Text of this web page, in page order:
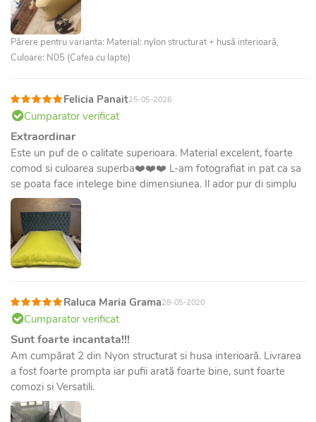
Părere pentru varianta: Material: nylon structurat + husă interioară,
Culoare: N05 (Cafea cu lapte)
Felicia Panait25-05-2026
Cumparator verificat
Extraordinar
Este un puf de o calitate superioara. Material excelent, foarte
comod si culoarea superba❤️❤️❤️ L-am fotografiat in pat ca sa
se poata face intelege bine dimensiunea. Il ador pur di simplu
Raluca Maria Grama28-05-2020
Cumparator verificat
Sunt foarte incantata!!!
Am cumpărat 2 din Nyon structurat si husa interioară. Livrarea
a fost foarte prompta iar pufii arată foarte bine, sunt foarte
comozi si Versatili.